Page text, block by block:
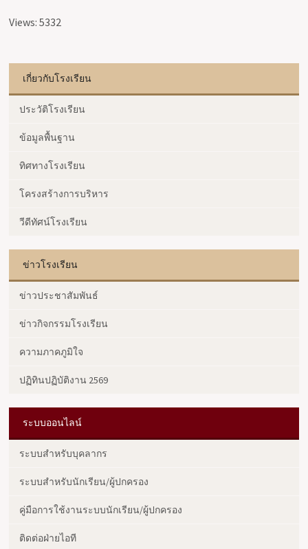
Views: 5332
เกี่ยวกับโรงเรียน
ประวัติโรงเรียน
ข้อมูลพื้นฐาน
ทิศทางโรงเรียน
โครงสร้างการบริหาร
วีดีทัศน์โรงเรียน
ข่าวโรงเรียน
ข่าวประชาสัมพันธ์
ข่าวกิจกรรมโรงเรียน
ความภาคภูมิใจ
ปฏิทินปฏิบัติงาน 2569
ระบบออนไลน์
ระบบสำหรับบุคลากร
ระบบสำหรับนักเรียน/ผู้ปกครอง
คู่มือการใช้งานระบบนักเรียน/ผู้ปกครอง
ติดต่อฝ่ายไอที